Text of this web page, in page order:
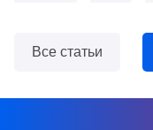
Все статьи